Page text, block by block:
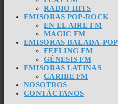
RADIO HITS
EMISORAS POP-ROCK
EN EL AIRE FM
MAGIC FM
EMISORAS BALADA-POP
FEELING FM
GÉNESIS FM
EMISORAS LATINAS
CARIBE FM
NOSOTROS
CONTÁCTANOS